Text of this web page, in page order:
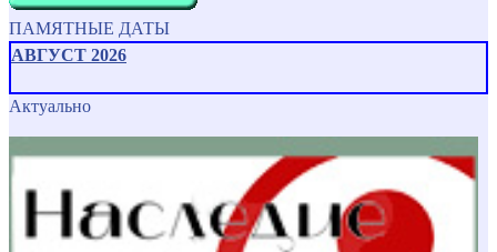
ПАМЯТНЫЕ ДАТЫ
АВГУСТ 2026
Актуально